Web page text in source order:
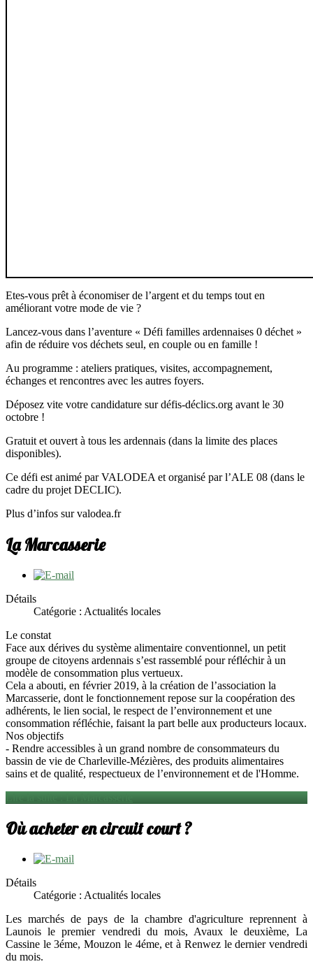
Etes-vous prêt à économiser de l’argent et du temps tout en
améliorant votre mode de vie ?
Lancez-vous dans l’aventure « Défi familles ardennaises 0 déchet »
afin de réduire vos déchets seul, en couple ou en famille !
Au programme : ateliers pratiques, visites, accompagnement,
échanges et rencontres avec les autres foyers.
Déposez vite votre candidature sur défis-déclics.org avant le 30
octobre !
Gratuit et ouvert à tous les ardennais (dans la limite des places
disponibles).
Ce défi est animé par VALODEA et organisé par l’ALE 08 (dans le
cadre du projet DECLIC).
Plus d’infos sur valodea.fr
La Marcasserie
Détails
Catégorie : Actualités locales
Le constat
Face aux dérives du système alimentaire conventionnel, un petit
groupe de citoyens ardennais s’est rassemblé pour réfléchir à un
modèle de consommation plus vertueux.
Cela a abouti, en février 2019, à la création de l’association la
Marcasserie, dont le fonctionnement repose sur la coopération des
adhérents, le lien social, le respect de l’environnement et une
consommation réfléchie, faisant la part belle aux producteurs locaux.
Nos objectifs
- Rendre accessibles à un grand nombre de consommateurs du
bassin de vie de Charleville-Mézières, des produits alimentaires
sains et de qualité, respectueux de l’environnement et de l'Homme.
Lire la suite : La Marcasserie
Où acheter en circuit court ?
Détails
Catégorie : Actualités locales
Les marchés de pays de la chambre d'agriculture reprennent à
Launois le premier vendredi du mois, Avaux le deuxième, La
Cassine le 3éme, Mouzon le 4éme, et à Renwez le dernier vendredi
du mois.